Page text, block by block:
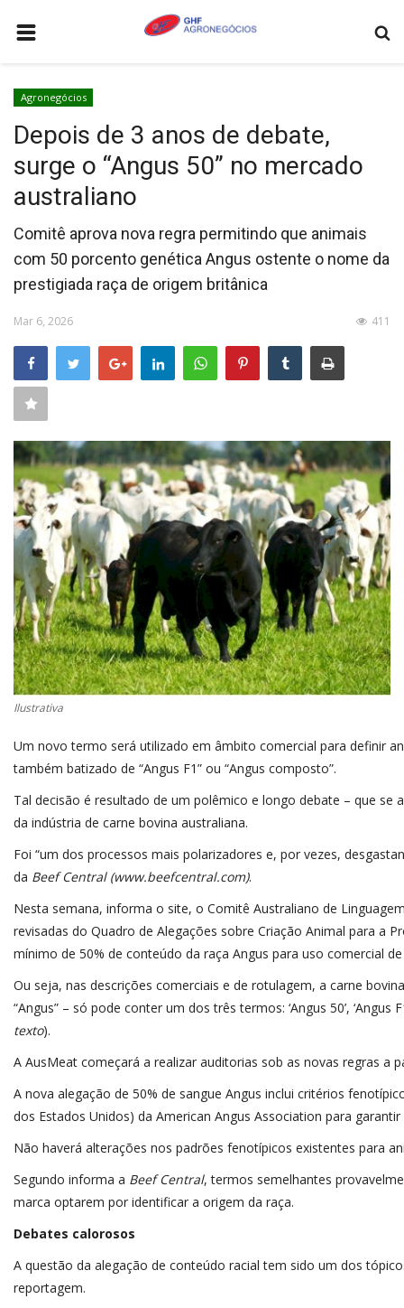
AGRONEGÓCIOS
LEILÕES
FEIRAS E EVENTOS
COTAÇÕES
COMO ANUNCIAR
COLUNISTA
QUEM SOMOS
CONTATO
CONECTE-SE
REGISTO
Agronegócios
Depois de 3 anos de debate,
surge o “Angus 50” no mercado
australiano
Comitê aprova nova regra permitindo que animais
com 50 porcento genética Angus ostente o nome da
prestigiada raça de origem britânica
Mar 6, 2026 411
Ilustrativa
Um novo termo será utilizado em âmbito comercial para definir
também batizado de “Angus F1” ou “Angus composto”.
Tal decisão é resultado de um polêmico e longo debate – que
da indústria de carne bovina australiana.
Foi “um dos processos mais polarizadores e, por vezes,
da Beef Central (www.beefcentral.com).
Nesta semana, informa o site, o Comitê Australiano de
revisadas do Quadro de Alegações sobre Criação Animal para a
mínimo de 50% de conteúdo da raça Angus para uso comercial
Ou seja, nas descrições comerciais e de rotulagem, a carne
“Angus” – só pode conter um dos três termos: ‘Angus 50’, ‘Angus
texto).
A AusMeat começará a realizar auditorias sob as novas regras a
A nova alegação de 50% de sangue Angus inclui critérios
dos Estados Unidos) da American Angus Association para
Não haverá alterações nos padrões fenotípicos existentes para
Segundo informa a Beef Central, termos semelhantes
marca optarem por identificar a origem da raça.
Debates calorosos
A questão da alegação de conteúdo racial tem sido um dos
reportagem.